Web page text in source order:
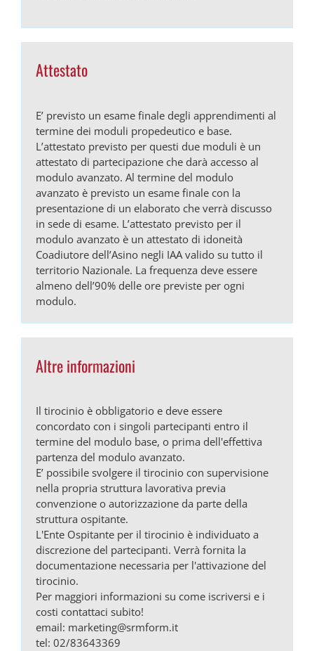
Attestato
E’ previsto un esame finale degli apprendimenti al
termine dei moduli propedeutico e base.
L’attestato previsto per questi due moduli è un
attestato di partecipazione che darà accesso al
modulo avanzato. Al termine del modulo
avanzato è previsto un esame finale con la
presentazione di un elaborato che verrà discusso
in sede di esame. L’attestato previsto per il
modulo avanzato è un attestato di idoneità
Coadiutore dell’Asino negli IAA valido su tutto il
territorio Nazionale. La frequenza deve essere
almeno dell’90% delle ore previste per ogni
modulo.
Altre informazioni
Il tirocinio è obbligatorio e deve essere
concordato con i singoli partecipanti entro il
termine del modulo base, o prima dell'effettiva
partenza del modulo avanzato.
E’ possibile svolgere il tirocinio con supervisione
nella propria struttura lavorativa previa
convenzione o autorizzazione da parte della
struttura ospitante.
L'Ente Ospitante per il tirocinio è individuato a
discrezione del partecipanti. Verrà fornita la
documentazione necessaria per l'attivazione del
tirocinio.
Per maggiori informazioni su come iscriversi e i
costi contattaci subito!
email: marketing@srmform.it
tel: 02/83643369